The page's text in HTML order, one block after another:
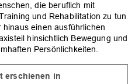
die beruflich mit
und Rehabilitation zu tun
einen ausführlichen
hinsichtlich Bewegung und
Persönlichkeiten.
erschienen in